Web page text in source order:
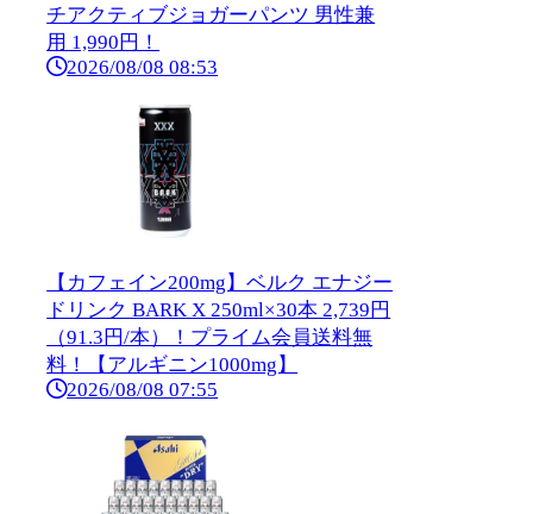
チアクティブジョガーパンツ 男性兼
用 1,990円！
2026/08/08 08:53
【カフェイン200mg】ベルク エナジー
ドリンク BARK X 250ml×30本 2,739円
（91.3円/本）！プライム会員送料無
料！【アルギニン1000mg】
2026/08/08 07:55